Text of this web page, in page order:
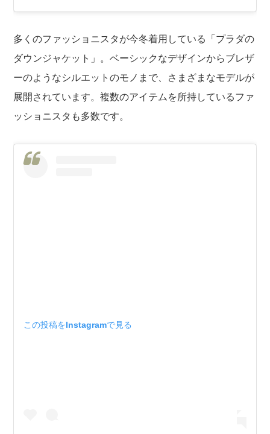
多くのファッショニスタが今冬着用している「プラダの
ダウンジャケット」。ベーシックなデザインからブレザ
ーのようなシルエットのモノまで、さまざまなモデルが
展開されています。複数のアイテムを所持しているファ
ッショニスタも多数です。
この投稿をInstagramで見る